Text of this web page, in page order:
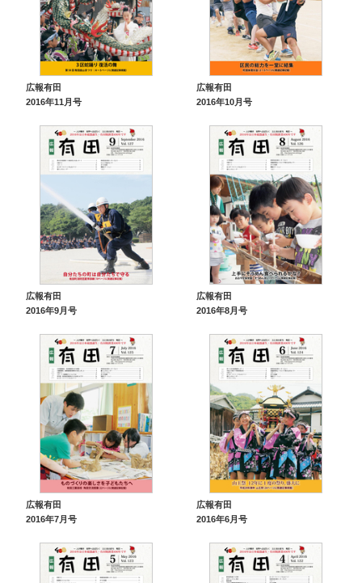
広報有田
2016年11月号
広報有田
2016年10月号
広報有田
2016年9月号
広報有田
2016年8月号
広報有田
2016年7月号
広報有田
2016年6月号